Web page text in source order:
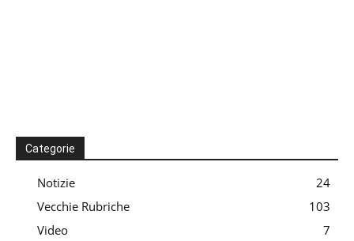
Categorie
Notizie
24
Vecchie Rubriche
103
Video
7